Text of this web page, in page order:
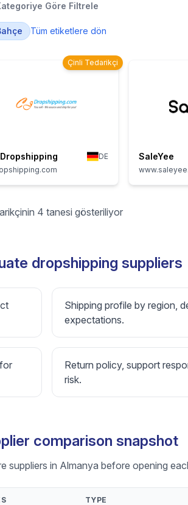
Göre Filtrele
Tüm etiketlere dön
Çinli Tedarikçi
DE
SaleYee
4 tanesi gösteriliyor
dropshipping suppliers
Shipping profile by region,
expectations.
Return policy, support
risk.
comparison snapshot
suppliers in Almanya before opening
TYPE